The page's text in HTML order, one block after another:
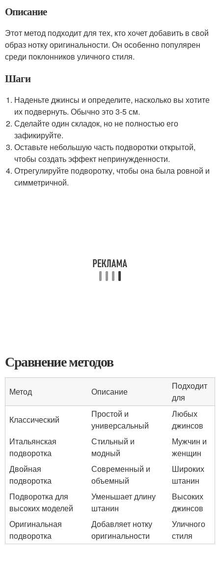
Описание
Этот метод подходит для тех, кто хочет добавить в свой
образ нотку оригинальности. Он особенно популярен
среди поклонников уличного стиля.
Шаги
Наденьте джинсы и определите, насколько вы хотите
их подвернуть. Обычно это 3-5 см.
Сделайте один складок, но не полностью его
зафикируйте.
Оставьте небольшую часть подворотки открытой,
чтобы создать эффект непринужденности.
Отрегулируйте подворотку, чтобы она была ровной и
симметричной.
Сравнение методов
Метод Описание
Подходит
для
Классический
Простой и
универсальный
Любых
джинсов
Итальянская
подворотка
Стильный и
модный
Мужчин и
женщин
Двойная
подворотка
Современный и
объемный
Широких
штанин
Подворотка для
высоких моделей
Уменьшает длину
штанин
Высоких
джинсов
Оригинальная
подворотка
Добавляет нотку
оригинальности
Уличного
стиля